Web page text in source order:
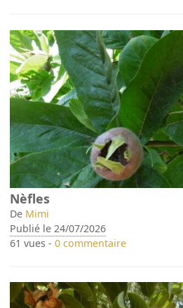
Nèfles
De Mimi
Publié le 24/07/2026
61 vues -0 commentaire